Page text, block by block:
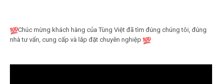
Chúc mừng khách hàng của Tùng Việt đã tìm đúng chúng tôi, đúng
nhà tư vấn, cung cấp và lắp đặt chuyên nghiệp